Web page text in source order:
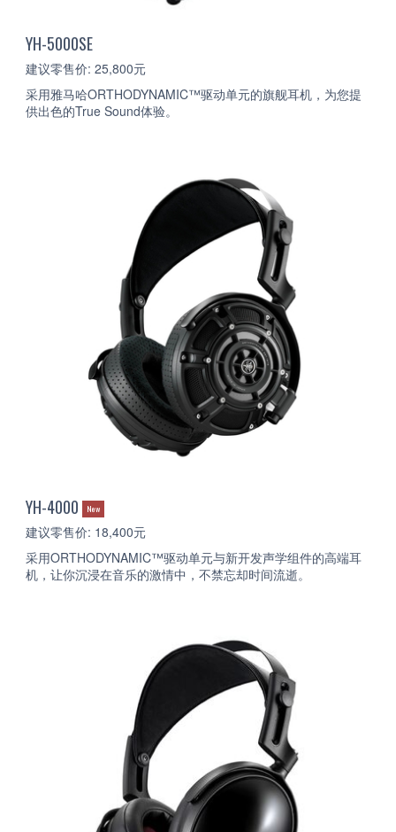
YH-5000SE
建议零售价: 25,800元
采用雅马哈ORTHODYNAMIC™驱动单元的旗舰耳机，为您提
供出色的True Sound体验。
YH-4000 New
建议零售价: 18,400元
采用ORTHODYNAMIC™驱动单元与新开发声学组件的高端耳
机，让你沉浸在音乐的激情中，不禁忘却时间流逝。